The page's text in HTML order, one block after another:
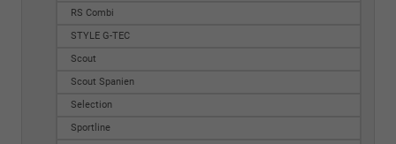
RS Combi
STYLE G-TEC
Scout
Scout Spanien
Selection
Sportline